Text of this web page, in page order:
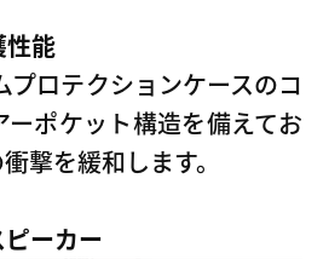
能
ロテクションケースのコ
ポケット構造を備えてお
撃を緩和します。
ーカー